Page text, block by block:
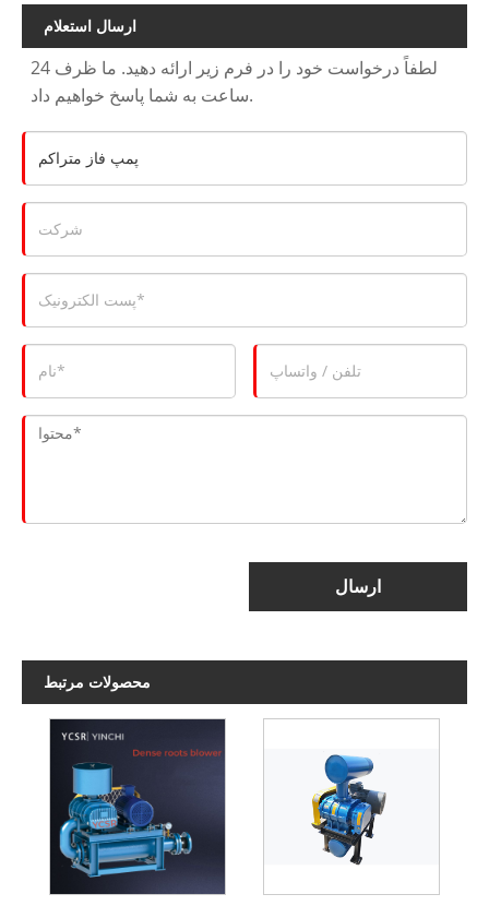
ارسال استعلام
لطفاً درخواست خود را در فرم زیر ارائه دهید. ما ظرف 24
ساعت به شما پاسخ خواهیم داد.
ارسال
محصولات مرتبط